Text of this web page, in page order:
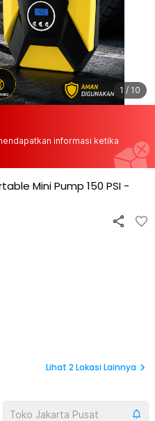
1 / 10
informasi ketika
Mini Pump 150 PSI -
Lihat 2Lokasi Lainnya
Toko Jakarta Pusat